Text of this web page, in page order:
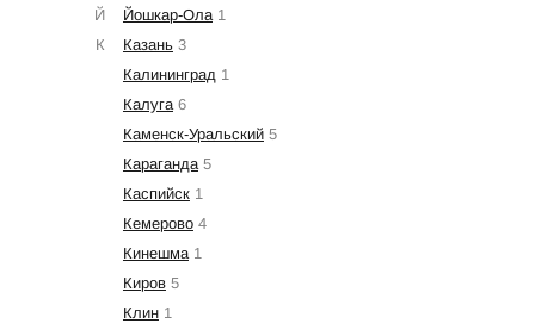
Й
Йошкар-Ола 1
К
Казань 3
Калининград 1
Калуга 6
Каменск-Уральский 5
Караганда 5
Каспийск 1
Кемерово 4
Кинешма 1
Киров 5
Клин 1